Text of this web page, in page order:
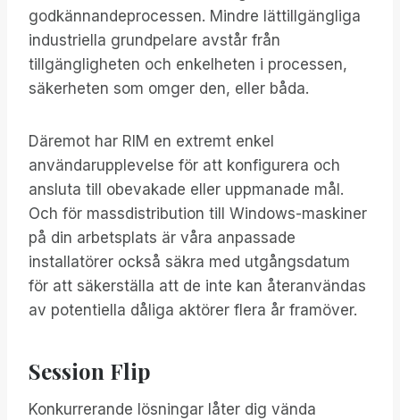
godkännandeprocessen. Mindre lättillgängliga
industriella grundpelare avstår från
tillgängligheten och enkelheten i processen,
säkerheten som omger den, eller båda.
Däremot har RIM en extremt enkel
användarupplevelse för att konfigurera och
ansluta till obevakade eller uppmanade mål.
Och för massdistribution till Windows-maskiner
på din arbetsplats är våra anpassade
installatörer också säkra med utgångsdatum
för att säkerställa att de inte kan återanvändas
av potentiella dåliga aktörer flera år framöver.
Session Flip
Konkurrerande lösningar låter dig vända